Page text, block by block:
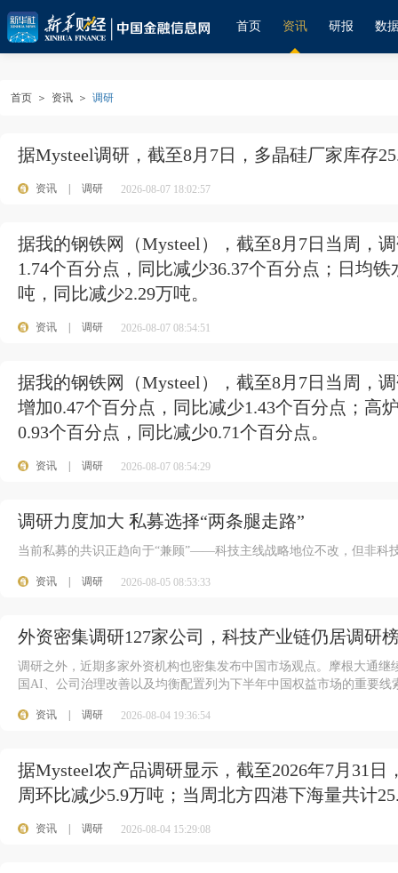
首页 资讯 研报 数
首页 ＞ 资讯 ＞ 调研
据Mysteel调研，截至8月7日，多晶硅厂家库存
资讯 调研 2026-08-07 18:02:57
据我的钢铁网（Mysteel），截至8月7日当周，
1.74个百分点，同比减少36.37个百分点；日均
吨，同比减少2.29万吨。
资讯 调研 2026-08-07 08:54:51
据我的钢铁网（Mysteel），截至8月7日当周，
增加0.47个百分点，同比减少1.43个百分点；高
0.93个百分点，同比减少0.71个百分点。
资讯 调研 2026-08-07 08:54:29
调研力度加大 私募选择“两条腿走路”
当前私募的共识正趋向于“兼顾”——科技主线战略地位不改，但非科
资讯 调研 2026-08-05 08:53:33
外资密集调研127家公司，科技产业链仍居调研
调研之外，近期多家外资机构也密集发布中国市场观点。摩根大通
国AI、公司治理改善以及均衡配置列为下半年中国权益市场的重要线
资讯 调研 2026-08-04 19:36:54
据Mysteel农产品调研显示，截至2026年7月31
周环比减少5.9万吨；当周北方四港下海量共计
资讯 调研 2026-08-04 15:29:08